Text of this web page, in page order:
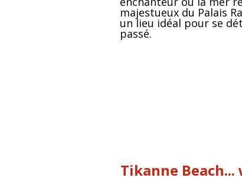
majestueux du Palais
un lieu idéal pour se
passé.
Tikanne